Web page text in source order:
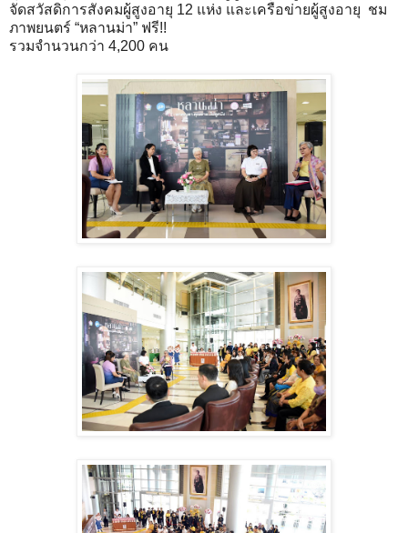
จัดสวัสดิการสังคมผู้สูงอายุ 12 แห่ง และเครือข่ายผู้สูงอายุ ชม
ภาพยนตร์ “หลานม่า” ฟรี!!
รวมจำนวนกว่า 4,200 คน